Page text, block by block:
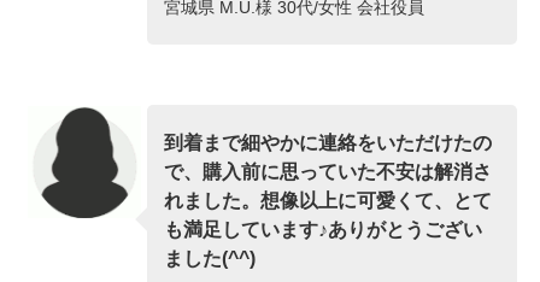
宮城県 M.U.様 30代/女性 会社役員
到着まで細やかに連絡をいただけたの
で、購入前に思っていた不安は解消さ
れました。想像以上に可愛くて、とて
も満足しています♪ありがとうござい
ました(^^)